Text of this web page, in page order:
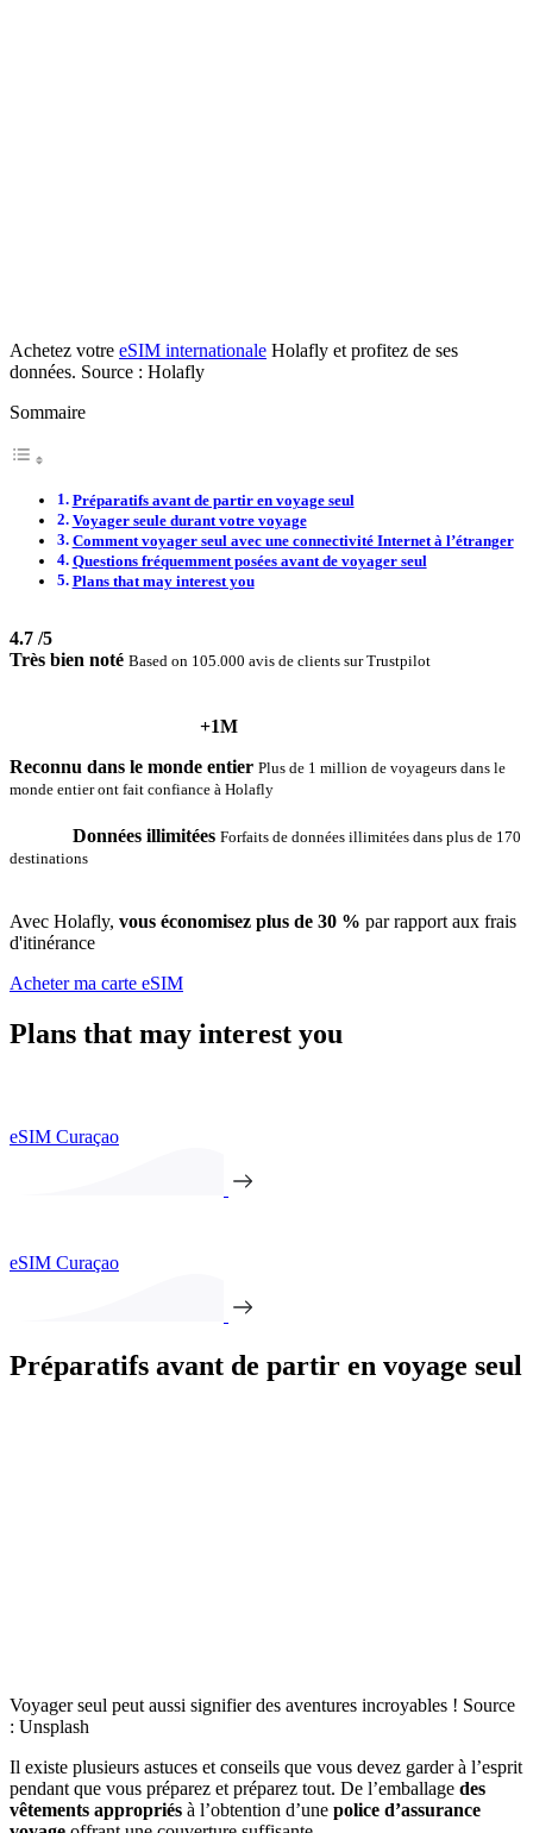
Achetez votre eSIM internationale Holafly et profitez de ses
données. Source : Holafly
Sommaire
Préparatifs avant de partir en voyage seul
Voyager seule durant votre voyage
Comment voyager seul avec une connectivité Internet à l’étranger
Questions fréquemment posées avant de voyager seul
Plans that may interest you
4.7 /5
Très bien noté Based on 105.000 avis de clients sur Trustpilot
+1M
Reconnu dans le monde entier Plus de 1 million de voyageurs dans le
monde entier ont fait confiance à Holafly
Données illimitées Forfaits de données illimitées dans plus de 170
destinations
Avec Holafly, vous économisez plus de 30 % par rapport aux frais
d'itinérance
Acheter ma carte eSIM
Plans that may interest you
eSIM Curaçao
eSIM Curaçao
Préparatifs avant de partir en voyage seul
Voyager seul peut aussi signifier des aventures incroyables ! Source
: Unsplash
Il existe plusieurs astuces et conseils que vous devez garder à l’esprit
pendant que vous préparez et préparez tout. De l’emballage des
vêtements appropriés à l’obtention d’une police d’assurance